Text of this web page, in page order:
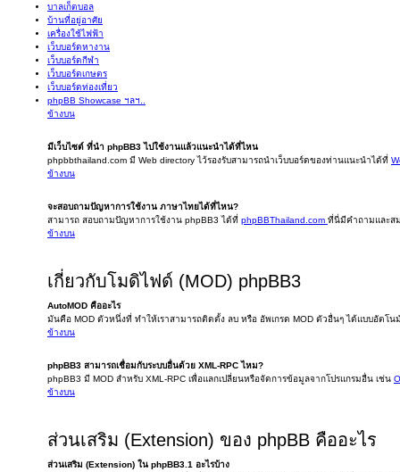
บาลเก็ตบอล
บ้านที่อยู่อาศัย
เครื่องใช้ไฟฟ้า
เว็บบอร์ดหางาน
เว็บบอร์ดกีฬา
เว็บบอร์ดเกษตร
เว็บบอร์ดท่องเที่ยว
phpBB Showcase ฯลฯ..
ข้างบน
มีเว็บไซต์ ที่นำ phpBB3 ไปใช้งานแล้วแนะนำได้ที่ไหน
phpbbthailand.com มี Web directory ไว้รองรับสามารถนำเว็บบอร์ดของท่านแนะนำได้ที่
ข้างบน
จะสอบถามปัญหาการใช้งาน ภาษาไทยได้ที่ไหน?
สามารถ สอบถามปัญหาการใช้งาน phpBB3 ได้ที่ phpBBThailand.com ที่นี่มีคำถามและส
ข้างบน
เกี่ยวกับโมดิไฟด์ (MOD) phpBB3
AutoMOD คืออะไร
มันคือ MOD ตัวหนึ่งที่ ทำให้เราสามารถติดตั้ง ลบ หรือ อัพเกรด MOD ตัวอื่นๆ ได้แบบอัตโน
ข้างบน
phpBB3 สามารถเชื่อมกับระบบอื่นด้วย XML-RPC ไหม?
phpBB3 มี MOD สำหรับ XML-RPC เพื่อแลกเปลี่ยนหรือจัดการข้อมูลจากโปรแกรมอื่น เช่น
ข้างบน
ส่วนเสริม (Extension) ของ phpBB คืออะไร
ส่วนเสริม (Extension) ใน phpBB3.1 อะไรบ้าง